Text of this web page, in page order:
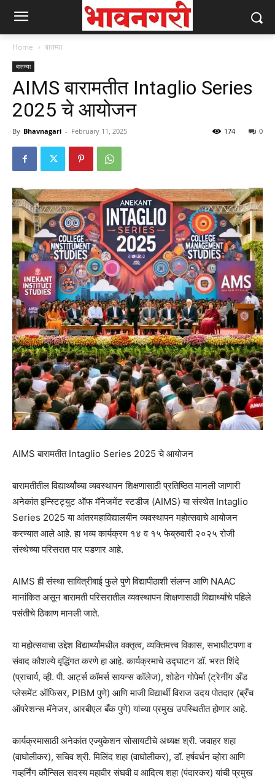
Home बातम्या
बातम्या
AIMS बारामतीत Intaglio Series
2025 चे आयोजन
By Bhavnagari - February 11, 2025 0
174
AIMS बारामतीत Intaglio Series 2025 चे आयोजन
बारामतीतील विद्यार्थ्यांच्या व्यवस्थापन शिक्षणासाठी प्रतिष्ठित मानली जाणारी
अनेकांत इन्स्टिट्युट ऑफ मॅनेजमेंट स्टडीज (AIMS) या संस्थेत Intaglio
Series 2025 या आंतरमहाविद्यालयीन व्यवस्थापन महोत्सवाचे आयोजन
करण्यात आले आहे. हा भव्य कार्यक्रम १४ व १५ फेब्रुवारी २०२५ रोजी
संस्थेच्या परिसरात पार पडणार आहे.
AIMS ही संस्था सावित्रीबाई फुले पुणे विद्यापीठाशी संलग्न आणि NAAC
मानांकित असून बारामती परिसरातील व्यवस्थापन शिक्षणासाठी विद्यार्थ्यांचे पहिले
पसंतीचे ठिकाण मानली जाते.
या महोत्सवाचा उद्देश विद्यार्थ्यांमधील वक्तृत्व, व्यक्तिमत्त्व विकास, सभाधीटपणा व
संवाद कौशल्ये वृद्धिंगत करणे हा आहे. कार्यक्रमाचे उद्घाटन डॉ. भरत शिंदे
(प्राचार्य, व्ही. पी. आर्ट्स कॉमर्स सायन्स कॉलेज), शोडेन गोपेर्मा (ट्रेनींग अँड
प्लेसमेंट ऑफिसर, PIBM पुणे) आणि माजी विद्यार्थी विराज उदय पोतदार (ब्रँच
ऑपरेशन्स मॅनेजर, आरबीएल बँक पुणे) यांच्या प्रमुख उपस्थितीत होणार आहे.
कार्यक्रमासाठी अनेकांत एज्युकेशन सोसायटीचे अध्यक्ष श्री. जवाहर शहा
(वाघोलीकर), सचिव श्री. मिलिंद शहा (वाघोलीकर), डॉ. हर्षवर्धन व्होरा आणि
गव्हर्निंग कौन्सिल सदस्य महावीर संघवी व आदित्य शहा (पंदारकर) यांची प्रमुख